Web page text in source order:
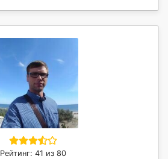
Рейтинг: 41 из 80